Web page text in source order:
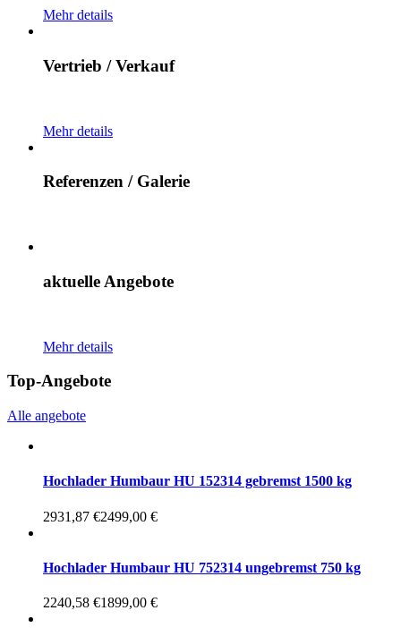
Mehr details
Vertrieb / Verkauf
Mehr details
Referenzen / Galerie
aktuelle Angebote
Mehr details
Top-Angebote
Alle angebote
Hochlader Humbaur HU 152314 gebremst 1500 kg
2931,87 €2499,00 €
Hochlader Humbaur HU 752314 ungebremst 750 kg
2240,58 €1899,00 €